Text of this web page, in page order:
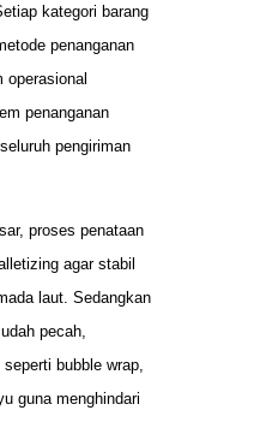
kategori barang
penanganan
operasional
penanganan
pengiriman
proses penataan
agar stabil
laut. Sedangkan
pecah,
bubble wrap,
guna menghindari